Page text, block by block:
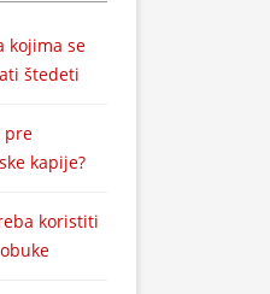
kojima se
štedeti
pre
kapije?
koristiti